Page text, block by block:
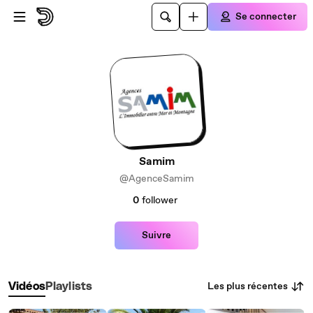
Passer au contenu principal
Se connecter
Samim
@AgenceSamim
0 follower
Suivre
VidéosPlaylists Les plus récentes